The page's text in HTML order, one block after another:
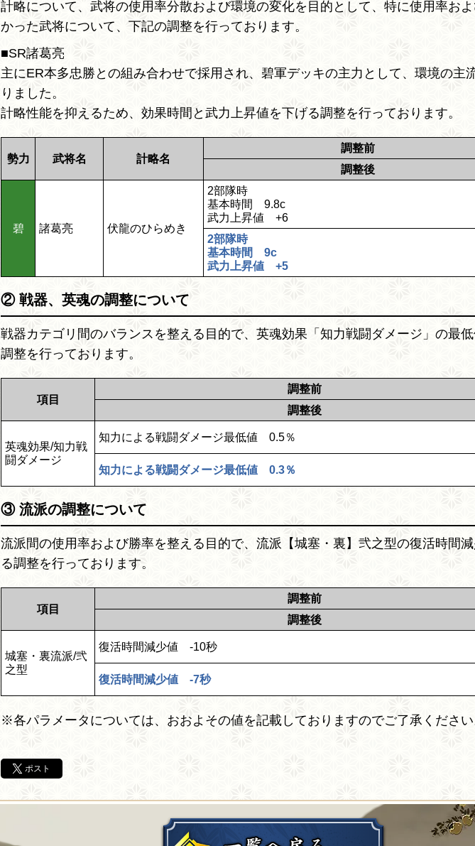
計略について、武将の使用率分散および環境の変化を目的として、特に使用率お
かった武将について、下記の調整を行っております。
■SR諸葛亮
主にER本多忠勝との組み合わせで採用され、碧軍デッキの主力として、環境の主
りました。
計略性能を抑えるため、効果時間と武力上昇値を下げる調整を行っております。
勢力 武将名 計略名
調整前
調整後
碧 諸葛亮 伏龍のひらめき
2部隊時
基本時間 9.8c
武力上昇値 +6
2部隊時
基本時間 9c
武力上昇値 +5
② 戦器、英魂の調整について
戦器カテゴリ間のバランスを整える目的で、英魂効果「知力戦闘ダメージ」の最
調整を行っております。
項目
調整前
調整後
英魂効果/知力戦
闘ダメージ
知力による戦闘ダメージ最低値 0.5％
知力による戦闘ダメージ最低値 0.3％
③ 流派の調整について
流派間の使用率および勝率を整える目的で、流派【城塞・裏】弐之型の復活時間
る調整を行っております。
項目
調整前
調整後
城塞・裏流派/弐
之型
復活時間減少値 -10秒
復活時間減少値 -7秒
※各パラメータについては、おおよその値を記載しておりますのでご了承くださ
ポスト